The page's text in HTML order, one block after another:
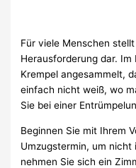
Für viele Menschen
Herausforderung dar.
Krempel angesammelt,
einfach nicht weiß, wo
Sie bei einer
Beginnen Sie mit Ihrem
Umzugstermin, um
nehmen Sie sich ein